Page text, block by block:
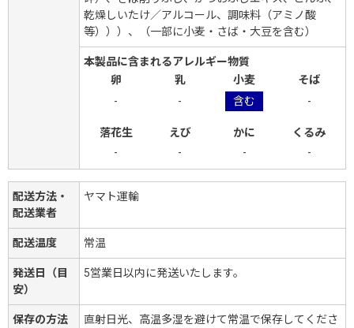
乾燥しいたけ／アルコール、調味料（アミノ酸
等）））、（一部に小麦・さば・大豆を含む）
本製品に含まれるアレルギー物質
卵
乳 小麦
そば
-
- 含む -
落花生 えび かに
くるみ
-
- - -
配送方法・
配送業者
ヤマト運輸
配送温度 常温
発送日（目
安）
5営業日以内に発送いたします。
保存の方法
直射日光、高温多湿を避けて常温で保存してくださ